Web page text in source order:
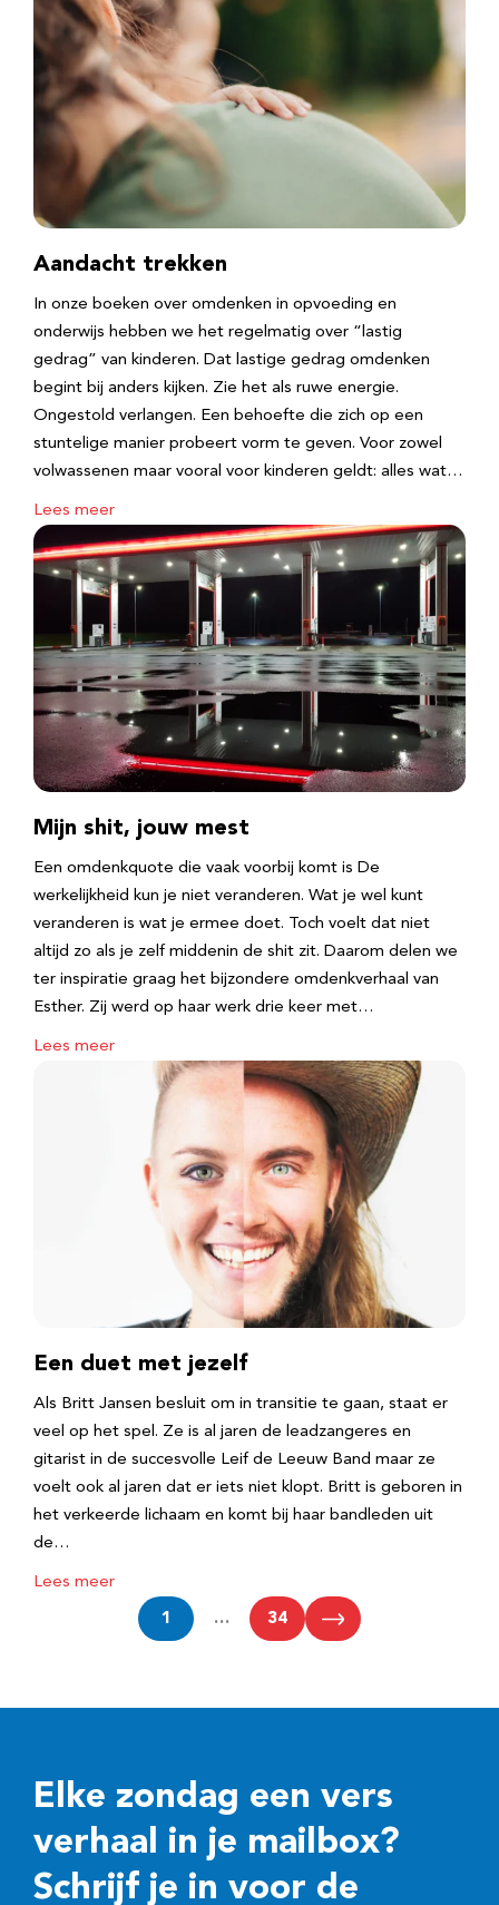
Aandacht trekken
In onze boeken over omdenken in opvoeding en
onderwijs hebben we het regelmatig over “lastig
gedrag” van kinderen. Dat lastige gedrag omdenken
begint bij anders kijken. Zie het als ruwe energie.
Ongestold verlangen. Een behoefte die zich op een
stuntelige manier probeert vorm te geven. Voor zowel
volwassenen maar vooral voor kinderen geldt: alles wat…
Lees meer
Mijn shit, jouw mest
Een omdenkquote die vaak voorbij komt is De
werkelijkheid kun je niet veranderen. Wat je wel kunt
veranderen is wat je ermee doet. Toch voelt dat niet
altijd zo als je zelf middenin de shit zit. Daarom delen we
ter inspiratie graag het bijzondere omdenkverhaal van
Esther. Zij werd op haar werk drie keer met…
Lees meer
Een duet met jezelf
Als Britt Jansen besluit om in transitie te gaan, staat er
veel op het spel. Ze is al jaren de leadzangeres en
gitarist in de succesvolle Leif de Leeuw Band maar ze
voelt ook al jaren dat er iets niet klopt. Britt is geboren in
het verkeerde lichaam en komt bij haar bandleden uit
de…
Lees meer
1 … 34
Elke zondag een vers
verhaal in je mailbox?
Schrijf je in voor de